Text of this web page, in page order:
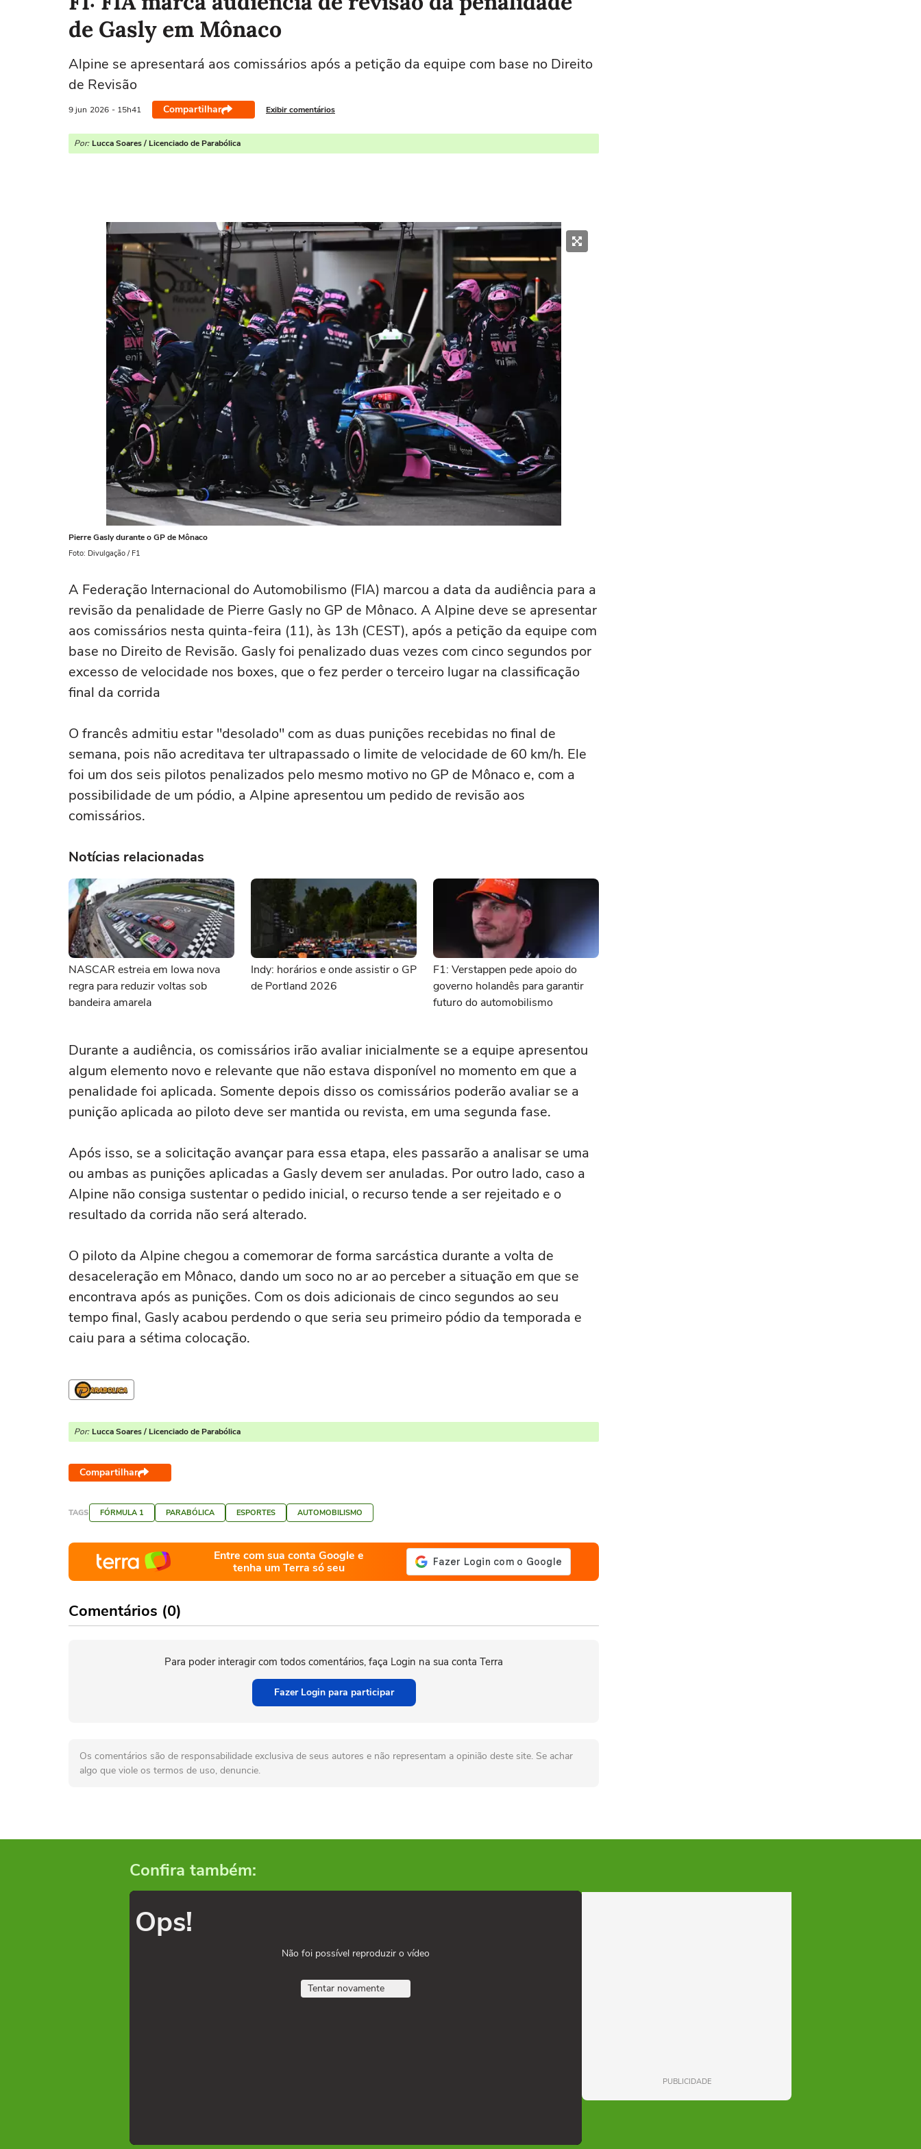
de Gasly em Mônaco
Alpine se apresentará aos comissários após a petição da equipe com base no Direito
de Revisão
9 jun 2026 - 15h41 Compartilhar Exibir comentários
Por: Lucca Soares / Licenciado de Parabólica
Pierre Gasly durante o GP de Mônaco
Foto: Divulgação / F1
A Federação Internacional do Automobilismo (FIA) marcou a data da audiência para a
revisão da penalidade de Pierre Gasly no GP de Mônaco. A Alpine deve se apresentar
aos comissários nesta quinta-feira (11), às 13h (CEST), após a petição da equipe com
base no Direito de Revisão. Gasly foi penalizado duas vezes com cinco segundos por
excesso de velocidade nos boxes, que o fez perder o terceiro lugar na classificação
final da corrida
O francês admitiu estar "desolado" com as duas punições recebidas no final de
semana, pois não acreditava ter ultrapassado o limite de velocidade de 60 km/h. Ele
foi um dos seis pilotos penalizados pelo mesmo motivo no GP de Mônaco e, com a
possibilidade de um pódio, a Alpine apresentou um pedido de revisão aos
comissários.
Notícias relacionadas
NASCAR estreia em Iowa nova
regra para reduzir voltas sob
bandeira amarela
Indy: horários e onde assistir o GP
de Portland 2026
F1: Verstappen pede apoio do
governo holandês para garantir
futuro do automobilismo
Durante a audiência, os comissários irão avaliar inicialmente se a equipe apresentou
algum elemento novo e relevante que não estava disponível no momento em que a
penalidade foi aplicada. Somente depois disso os comissários poderão avaliar se a
punição aplicada ao piloto deve ser mantida ou revista, em uma segunda fase.
Após isso, se a solicitação avançar para essa etapa, eles passarão a analisar se uma
ou ambas as punições aplicadas a Gasly devem ser anuladas. Por outro lado, caso a
Alpine não consiga sustentar o pedido inicial, o recurso tende a ser rejeitado e o
resultado da corrida não será alterado.
O piloto da Alpine chegou a comemorar de forma sarcástica durante a volta de
desaceleração em Mônaco, dando um soco no ar ao perceber a situação em que se
encontrava após as punições. Com os dois adicionais de cinco segundos ao seu
tempo final, Gasly acabou perdendo o que seria seu primeiro pódio da temporada e
caiu para a sétima colocação.
Por: Lucca Soares / Licenciado de Parabólica
Compartilhar
TAGS FÓRMULA 1 PARABÓLICA ESPORTES AUTOMOBILISMO
Entre com sua conta Google e
tenha um Terra só seu
Comentários (0)
Para poder interagir com todos comentários, faça Login na sua conta Terra
Fazer Login para participar
Os comentários são de responsabilidade exclusiva de seus autores e não representam a opinião deste site. Se achar
algo que viole os termos de uso, denuncie.
Confira também:
Ops!
Não foi possível reproduzir o vídeo
Tentar novamente
PUBLICIDADE